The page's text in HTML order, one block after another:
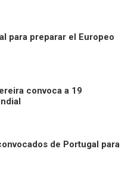
para preparar el Europeo
convoca a 19
de Portugal para